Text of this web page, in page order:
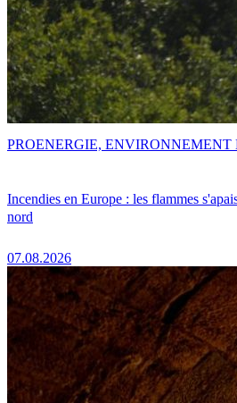
Incendies en Europe : les flammes
nord
07.08.2026
PROENERGIE, ENVIRONNEMENT